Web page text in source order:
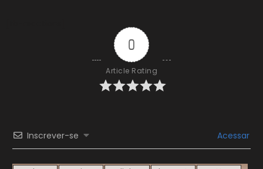
0
Article Rating
Inscrever-se Acessar